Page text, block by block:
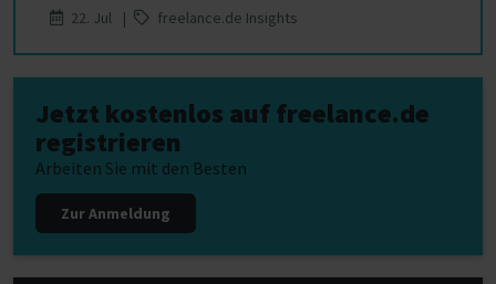
22. Jul |
freelance.de Insights
Jetzt kostenlos auf freelance.de
registrieren
Arbeiten Sie mit den Besten
Zur Anmeldung